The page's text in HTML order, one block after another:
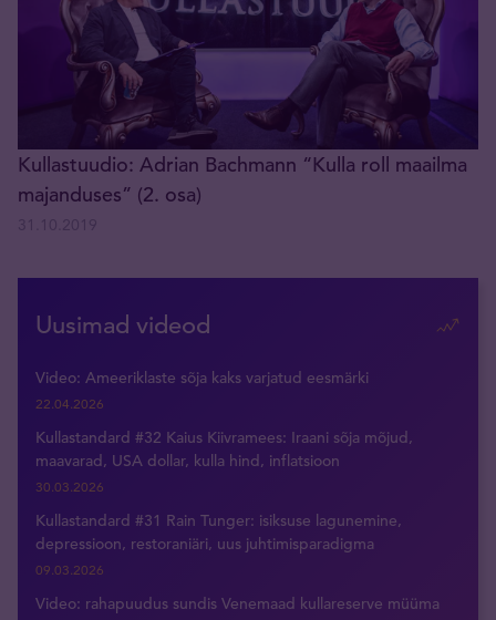
Kullastuudio: Adrian Bachmann “Kulla roll maailma
majanduses” (2. osa)
Uusimad videod
Video: Ameeriklaste sõja kaks varjatud eesmärki
22.04.2026
Kullastandard #32 Kaius Kiivramees: Iraani sõja mõjud,
maavarad, USA dollar, kulla hind, inflatsioon
30.03.2026
Kullastandard #31 Rain Tunger: isiksuse lagunemine,
depressioon, restoraniäri, uus juhtimisparadigma
09.03.2026
Video: rahapuudus sundis Venemaad kullareserve müüma